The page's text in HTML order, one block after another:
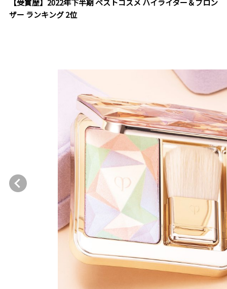
【受賞歴】2022年下半期 ベストコスメ ハイライター＆ブロン
ザー ランキング 2位